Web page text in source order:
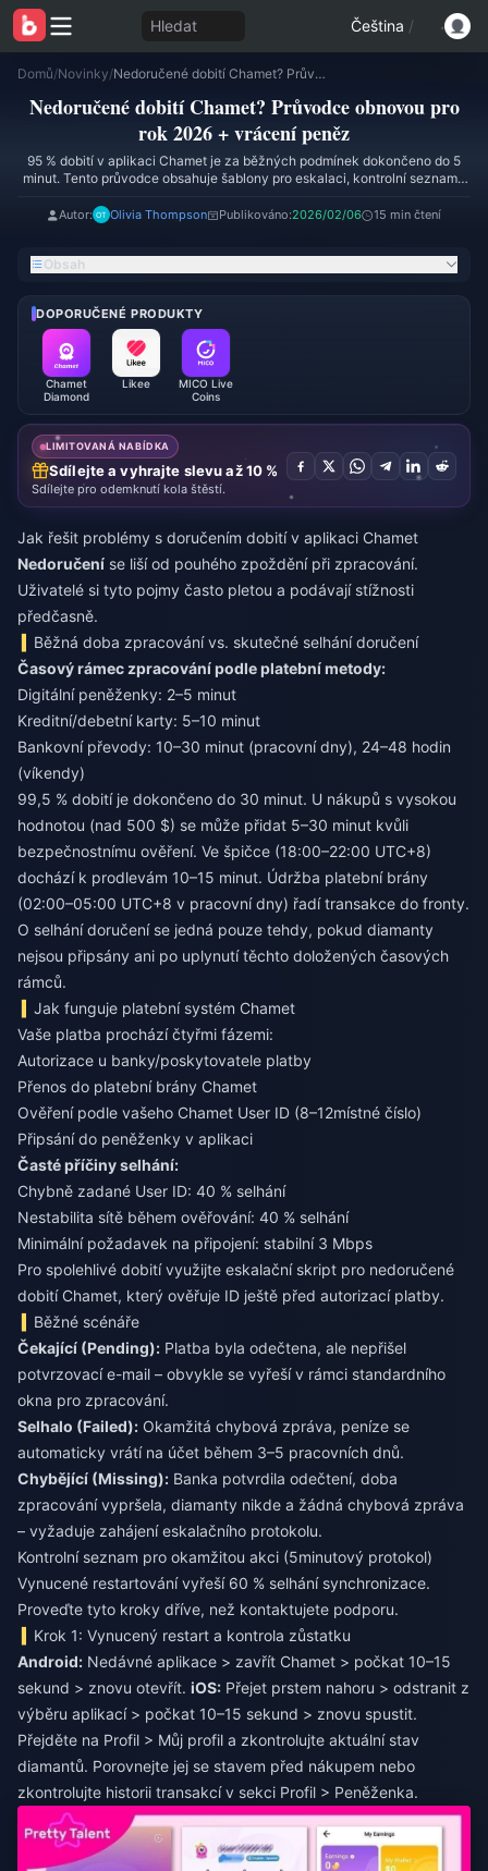
Hledat Čeština /
Domů/Novinky/ Nedoručené dobití Chamet? Průvodce obnovou pro rok 2026 + vrácení peněz
Nedoručené dobití Chamet? Průvodce obnovou pro
rok 2026 + vrácení peněz
95 % dobití v aplikaci Chamet je za běžných podmínek dokončeno do 5
minut. Tento průvodce obsahuje šablony pro eskalaci, kontrolní seznamy
zajištění vrácení peněz.
Autor: Olivia Thompson Publikováno:2026/02/06 15 min čtení
Obsah
DOPORUČENÉ PRODUKTY
Chamet
Diamond
Likee
MICO Live
Coins
LIMITOVANÁ NABÍDKA
Sdílejte a vyhrajte slevu až 10 %
Sdílejte pro odemknutí kola štěstí.
Jak řešit problémy s doručením dobití v aplikaci Chamet
Nedoručení se liší od pouhého zpoždění při zpracování.
Uživatelé si tyto pojmy často pletou a podávají stížnosti
předčasně.
Běžná doba zpracování vs. skutečné selhání doručení
Časový rámec zpracování podle platební metody:
Digitální peněženky: 2–5 minut
Kreditní/debetní karty: 5–10 minut
Bankovní převody: 10–30 minut (pracovní dny), 24–48 hodin
(víkendy)
99,5 % dobití je dokončeno do 30 minut. U nákupů s vysokou
hodnotou (nad 500 $) se může přidat 5–30 minut kvůli
bezpečnostnímu ověření. Ve špičce (18:00–22:00 UTC+8)
dochází k prodlevám 10–15 minut. Údržba platební brány
(02:00–05:00 UTC+8 v pracovní dny) řadí transakce do fronty.
O selhání doručení se jedná pouze tehdy, pokud diamanty
nejsou připsány ani po uplynutí těchto doložených časových
rámců.
Jak funguje platební systém Chamet
Vaše platba prochází čtyřmi fázemi:
Autorizace u banky/poskytovatele platby
Přenos do platební brány Chamet
Ověření podle vašeho Chamet User ID (8–12místné číslo)
Připsání do peněženky v aplikaci
Časté příčiny selhání:
Chybně zadané User ID: 40 % selhání
Nestabilita sítě během ověřování: 40 % selhání
Minimální požadavek na připojení: stabilní 3 Mbps
Pro spolehlivé dobití využijte eskalační skript pro nedoručené
dobití Chamet, který ověřuje ID ještě před autorizací platby.
Běžné scénáře
Čekající (Pending): Platba byla odečtena, ale nepřišel
potvrzovací e-mail – obvykle se vyřeší v rámci standardního
okna pro zpracování.
Selhalo (Failed): Okamžitá chybová zpráva, peníze se
automaticky vrátí na účet během 3–5 pracovních dnů.
Chybějící (Missing): Banka potvrdila odečtení, doba
zpracování vypršela, diamanty nikde a žádná chybová zpráva
– vyžaduje zahájení eskalačního protokolu.
Kontrolní seznam pro okamžitou akci (5minutový protokol)
Vynucené restartování vyřeší 60 % selhání synchronizace.
Proveďte tyto kroky dříve, než kontaktujete podporu.
Krok 1: Vynucený restart a kontrola zůstatku
Android: Nedávné aplikace > zavřít Chamet > počkat 10–15
sekund > znovu otevřít. iOS: Přejet prstem nahoru > odstranit z
výběru aplikací > počkat 10–15 sekund > znovu spustit.
Přejděte na Profil > Můj profil a zkontrolujte aktuální stav
diamantů. Porovnejte jej se stavem před nákupem nebo
zkontrolujte historii transakcí v sekci Profil > Peněženka.